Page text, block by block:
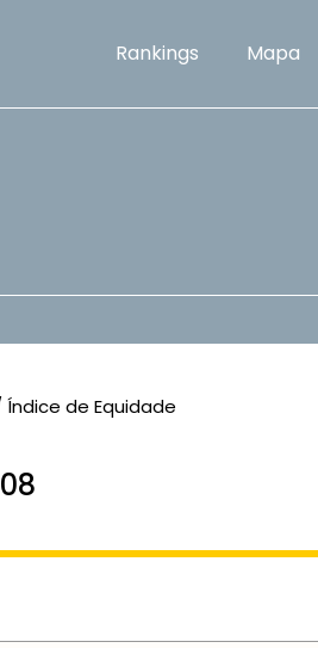
Rankings Mapa
Índice de Equidade